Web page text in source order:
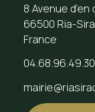
8 Avenue d’en
66500 Ria-
France
04.68.96.49.30